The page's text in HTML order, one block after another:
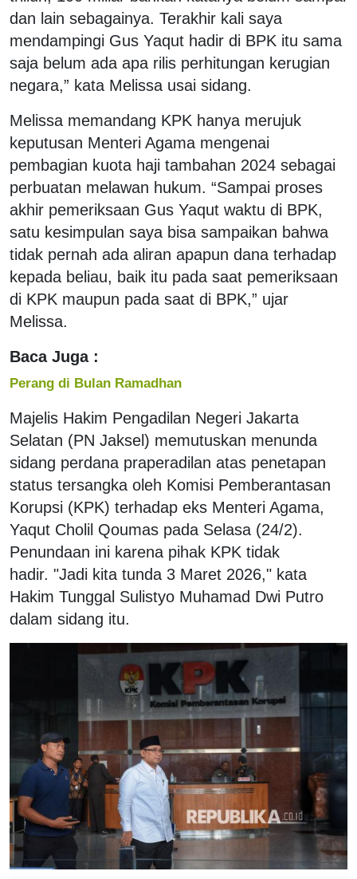
dan lain sebagainya. Terakhir kali saya
mendampingi Gus Yaqut hadir di BPK itu sama
saja belum ada apa rilis perhitungan kerugian
negara,” kata Melissa usai sidang.
Melissa memandang KPK hanya merujuk
keputusan Menteri Agama mengenai
pembagian kuota haji tambahan 2024 sebagai
perbuatan melawan hukum. “Sampai proses
akhir pemeriksaan Gus Yaqut waktu di BPK,
satu kesimpulan saya bisa sampaikan bahwa
tidak pernah ada aliran apapun dana terhadap
kepada beliau, baik itu pada saat pemeriksaan
di KPK maupun pada saat di BPK,” ujar
Melissa.
Baca Juga :
Perang di Bulan Ramadhan
Majelis Hakim Pengadilan Negeri Jakarta
Selatan (PN Jaksel) memutuskan menunda
sidang perdana praperadilan atas penetapan
status tersangka oleh Komisi Pemberantasan
Korupsi (KPK) terhadap eks Menteri Agama,
Yaqut Cholil Qoumas pada Selasa (24/2).
Penundaan ini karena pihak KPK tidak
hadir. "Jadi kita tunda 3 Maret 2026," kata
Hakim Tunggal Sulistyo Muhamad Dwi Putro
dalam sidang itu.